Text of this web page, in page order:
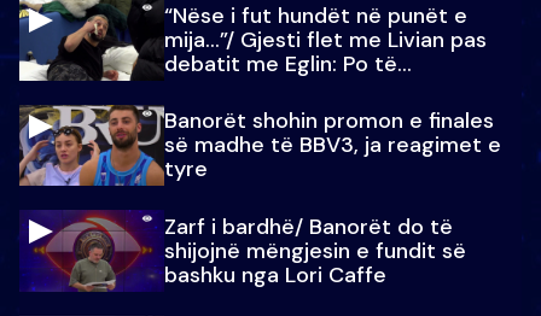
“Nëse i fut hundët në punët e
mija…”/ Gjesti flet me Livian pas
debatit me Eglin: Po të
Banorët shohin promon e finales
së madhe të BBV3, ja reagimet e
tyre
Zarf i bardhë/ Banorët do të
shijojnë mëngjesin e fundit së
bashku nga Lori Caffe